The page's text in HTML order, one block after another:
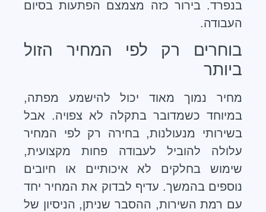
בנפרד. בירור כזה מצמצם הפתעות בסיום
העבודה.
בוחרים רק לפי המחיר הזול
ביותר
מחיר נמוך מאוד יכול להישמע מפתה,
במיוחד כשמדובר בתקלה לא צפויה. אבל
בשירותי מנעולנות, בחירה רק לפי המחיר
עלולה להוביל לעבודה פחות מקצועית,
שימוש בחלקים לא איכותיים או חיובים
נוספים בהמשך. עדיף לבדוק את המחיר יחד
עם רמת השירות, ההסבר שניתן, הניסיון של